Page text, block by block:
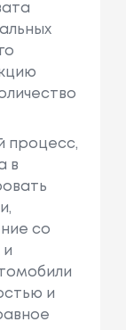
процесс,
в
со
и
и